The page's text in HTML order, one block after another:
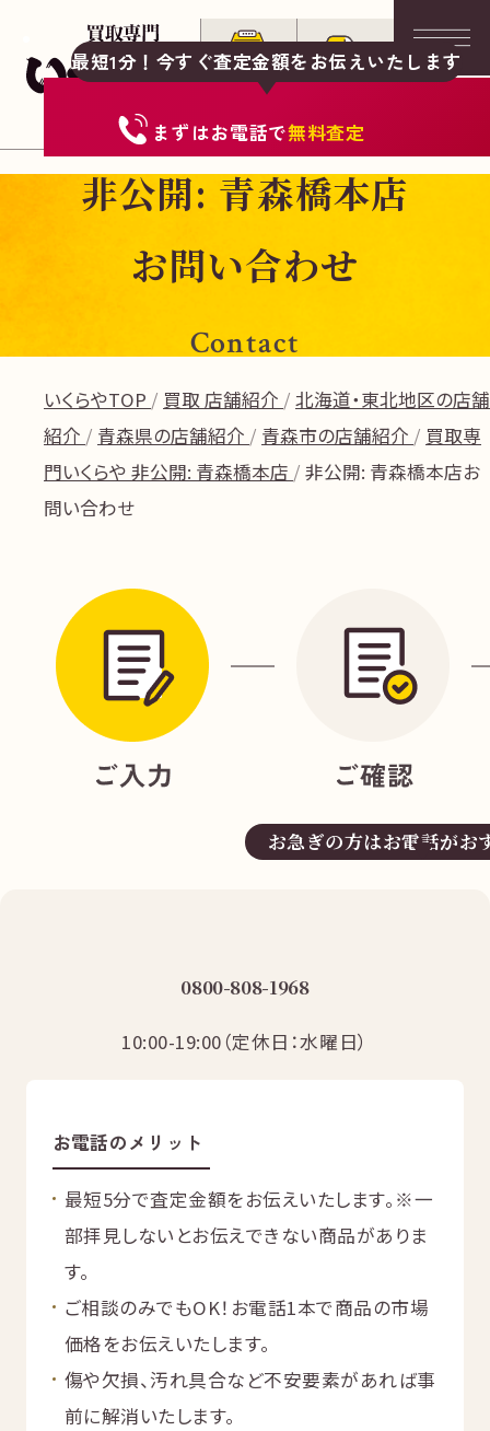
最短1分！今すぐ査定金額をお伝えいたします
まずはお電話で無料査定
料
総合受付 10:00-19:00（年中無休）/通話料無料
非公開: 青森橋本店
お問い合わせ
Contact
いくらやTOP 買取 店舗紹介
北海道・東北地区の店舗
紹介
青森県の店舗紹介 青森市の店舗紹介
買取専
門いくらや 非公開: 青森橋本店
非公開: 青森橋本店お
問い合わせ
お急ぎの方はお電話がお
0800-808-1968
10:00-19:00（定休日：水曜日）
お電話のメリット
最短5分で査定金額をお伝えいたします。 ※一
部拝見しないとお伝えできない商品がありま
す。
ご相談のみでもOK！お電話1本で商品の市場
価格をお伝えいたします。
傷や欠損、汚れ具合など不安要素があれば事
前に解消いたします。